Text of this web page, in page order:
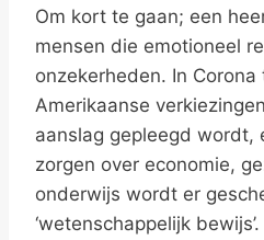
Om kort te gaan; een
mensen die emotioneel
onzekerheden. In
Amerikaanse
aanslag gepleegd wordt,
zorgen over economie,
onderwijs wordt er
‘wetenschappelijk